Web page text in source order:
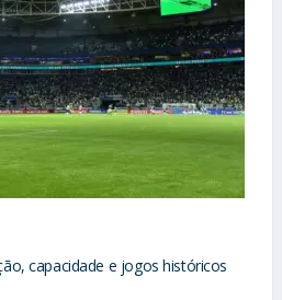
capacidade e jogos históricos